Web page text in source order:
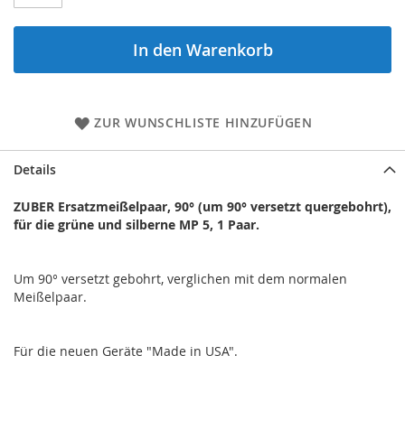
In den Warenkorb
ZUR WUNSCHLISTE HINZUFÜGEN
Details
ZUBER Ersatzmeißelpaar, 90° (um 90° versetzt quergebohrt),
für die grüne und silberne MP 5, 1 Paar.
Um 90° versetzt gebohrt, verglichen mit dem normalen
Meißelpaar.
Für die neuen Geräte "Made in USA".